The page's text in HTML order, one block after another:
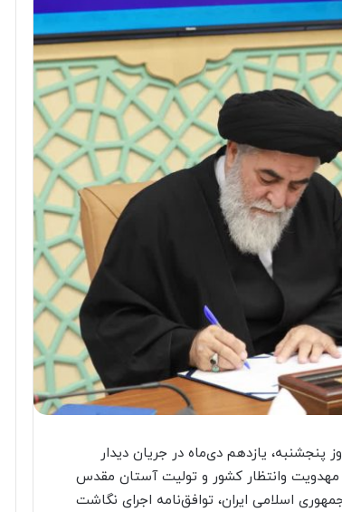
یازدهم دی‌ماه در جریان دیدار
وانتظار کشور و تولیت آستان مقدس
اسلامی ایران، توافق‌نامه اجرای نگاشت